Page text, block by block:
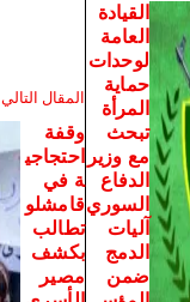
القيادة
العامة
لوحدات
حماية
المرأة
تبحث
مع وزير
الدفاع
السوري
آليات
الدمج
ضمن
المقال التالي
وقفة
احتجاجي
ة في
قامشلو
تطالب
بكشف
مصير